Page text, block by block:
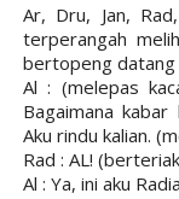
Ar, Dru, Jan,
terperangah
bertopeng datang
Al : (melepas
Bagaimana
Aku rindu kalian.
Rad : AL!
Al : Ya, ini aku